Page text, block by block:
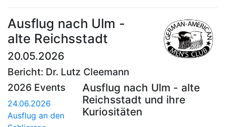
Ausflug nach Ulm -
alte Reichsstadt
20.05.2026
Bericht: Dr. Lutz Cleemann
2026 Events
24.06.2026
Ausflug an den
Ausflug nach Ulm - alte
Reichsstadt und ihre
Kuriositäten